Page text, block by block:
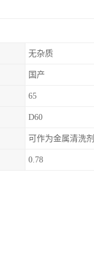
无杂质
国产
65
D60
0.78